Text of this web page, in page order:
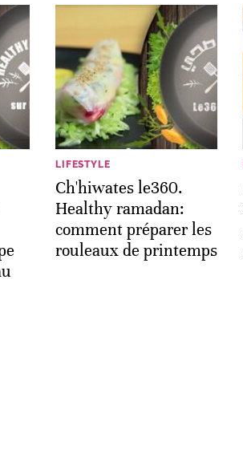
LIFESTYLE
Ch'hiwates le360.
Healthy ramadan:
comment préparer les
rouleaux de printemps